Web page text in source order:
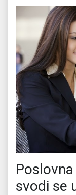
svodi se